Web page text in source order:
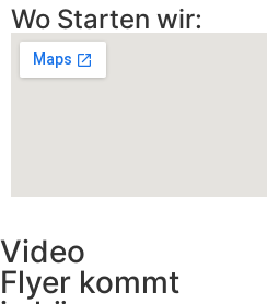
Wo Starten wir:
Video
Flyer kommt